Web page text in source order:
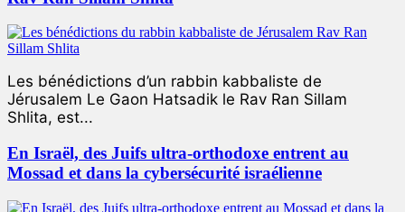
Les bénédictions d’un rabbin kabbaliste de
Jérusalem Le Gaon Hatsadik le Rav Ran Sillam
Shlita, est...
En Israël, des Juifs ultra-orthodoxe entrent au
Mossad et dans la cybersécurité israélienne